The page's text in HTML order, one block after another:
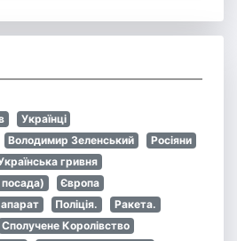
Українці
Володимир Зеленський
Росіяни
гривня
Європа
апарат
Поліція.
Ракета.
Сполучене Королівство